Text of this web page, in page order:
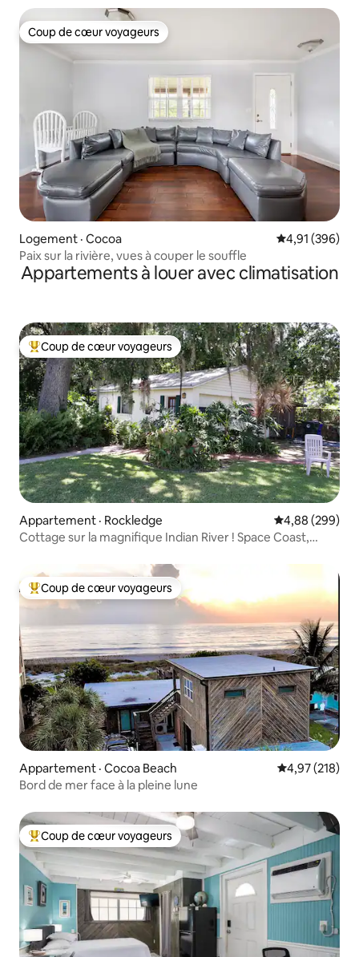
Coup de cœur voyageurs
Coup de cœur voyageurs
Logement · Cocoa Note
4,91 (396)
Paix sur la rivière, vues à couper le souffle
Appartements à louer avec climatisation
Coup de cœur voyageurs parmi les plus aimés
Coup de cœur voyageurs
Appartement · Rockledge Note
4,88 (299)
Cottage sur la magnifique Indian River ! Space Coast,
Coup de cœur voyageurs parmi les plus aimés
Coup de cœur voyageurs
Appartement · Cocoa Beach Note
4,97 (218)
Bord de mer face à la pleine lune
Coup de cœur voyageurs parmi les plus aimés
Coup de cœur voyageurs